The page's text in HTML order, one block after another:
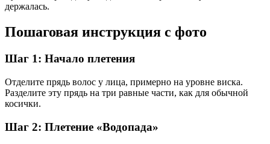
держалась.
Пошаговая инструкция с фото
Шаг 1: Начало плетения
Отделите прядь волос у лица, примерно на уровне виска.
Разделите эту прядь на три равные части, как для обычной
косички.
Шаг 2: Плетение «Водопада»